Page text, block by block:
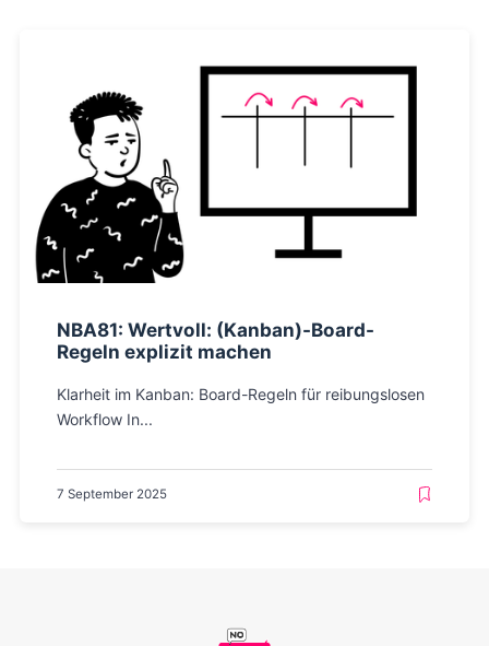
NBA81: Wertvoll: (Kanban)-Board-
Regeln explizit machen
Klarheit im Kanban: Board-Regeln für reibungslosen
Workflow In...
7 September 2025